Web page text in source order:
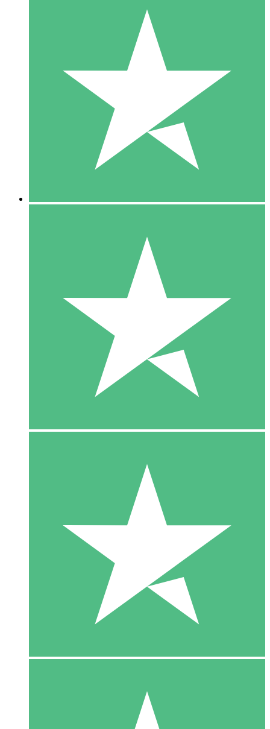
Pacchetti di Crediti Individuali
Paga a consumo con crediti di download. Nessun impegno
1 Download
10
US$1500
10 Download
20